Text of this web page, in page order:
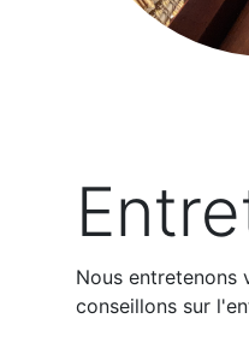
Nous entretenons
conseillons sur